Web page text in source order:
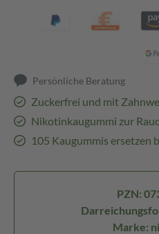
Persönliche Beratung
Zuckerfrei und mit
Nikotinkaugummi zur
105 Kaugummis ersetzen
PZN:
Marke: